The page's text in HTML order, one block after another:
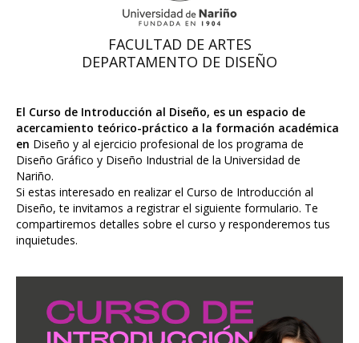
FACULTAD DE ARTES
DEPARTAMENTO DE DISEÑO
El Curso de Introducción al Diseño, es un espacio de
acercamiento teórico-práctico a la formación académica
en Diseño y al ejercicio profesional de los programa de
Diseño Gráfico y Diseño Industrial de la Universidad de
Nariño.
Si estas interesado en realizar el Curso de Introducción al
Diseño, te invitamos a registrar el siguiente formulario. Te
compartiremos detalles sobre el curso y responderemos tus
inquietudes.